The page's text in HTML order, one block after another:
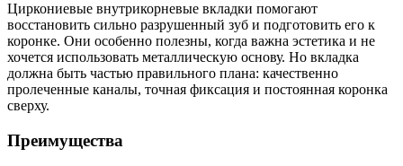
Циркониевые внутрикорневые вкладки помогают
восстановить сильно разрушенный зуб и подготовить его к
коронке. Они особенно полезны, когда важна эстетика и не
хочется использовать металлическую основу. Но вкладка
должна быть частью правильного плана: качественно
пролеченные каналы, точная фиксация и постоянная коронка
сверху.
Преимущества